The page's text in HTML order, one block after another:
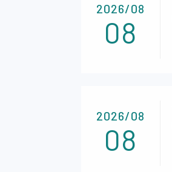
2026/08
08
2026/08
08